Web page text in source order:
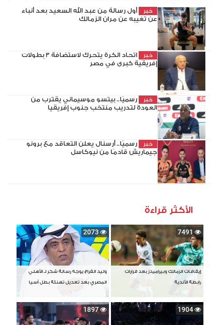
خبر
أول رسالة من عبد الله السعيد بعد أنباء
عن تغيبه عن مران الزمالك
خبر
اتحاد الكرة يتحرك لاستضافة 3 بطولات
إفريقية كبرى في مصر
خبر
رسميًا.. بيتسو موسيماني يقترب من
العودة لتدريب منتخب جنوب إفريقيا
خبر
رسميًا.. أرسنال يعلن التعاقد مع برونو
جيماريش قادمًا من نيوكاسل
الأكثر قراءة
7491
إيقافات الزمالك وبيراميدز بعد قرارات
رابطة الأندية
2073
وليد الفراج يوجه رسالة شكر لـ الأهلي
المصري بعد تعديل تهنئة بطل آسيا
1904
1897